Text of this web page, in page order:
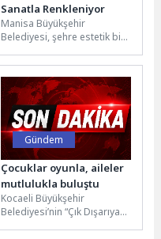
Sanatla Renkleniyor
Manisa Büyükşehir
Belediyesi, şehre estetik bir
başlattığı mural ve görsel
düzenleme çalışmalarıyla...
Gündem
Çocuklar oyunla, aileler
mutlulukla buluştu
Kocaeli Büyükşehir
Belediyesi’nin “Çık Dışarıya